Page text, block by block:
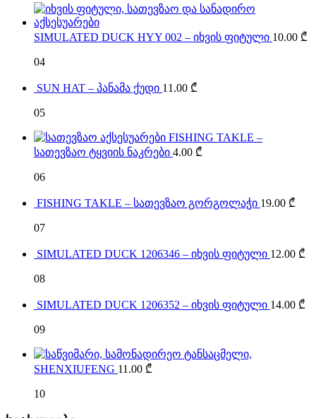
SIMULATED DUCK HYY 002 – იხვის ფიტული 10.00 ₾
04
SUN HAT – პანამა ქუდი 11.00 ₾
05
FISHING TAKLE –
სათევზაო ტყვიის ნაკრები 4.00 ₾
06
FISHING TAKLE – სათევზაო გორგოლაჭი 19.00 ₾
07
SIMULATED DUCK 1206346 – იხვის ფიტული 12.00 ₾
08
SIMULATED DUCK 1206352 – იხვის ფიტული 14.00 ₾
09
SHENXIUFENG 11.00 ₾
10